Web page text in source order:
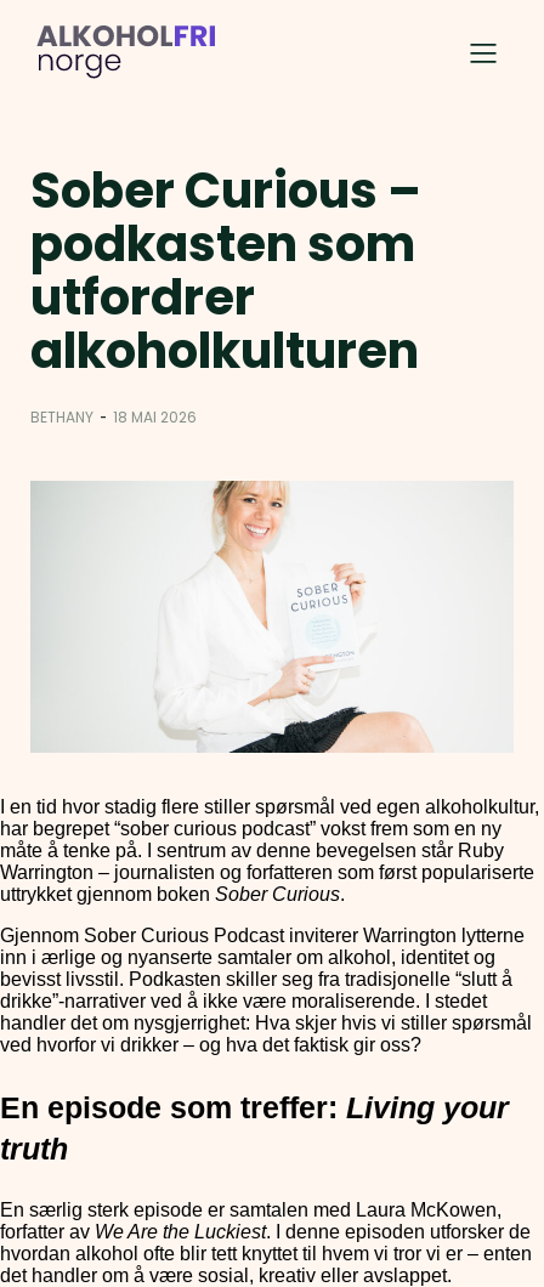
Sober Curious –
podkasten som
utfordrer
alkoholkulturen
BETHANY - 18 MAI 2026
I en tid hvor stadig flere stiller spørsmål ved egen alkoholkultur,
har begrepet “sober curious podcast” vokst frem som en ny
måte å tenke på. I sentrum av denne bevegelsen står Ruby
Warrington – journalisten og forfatteren som først populariserte
uttrykket gjennom boken Sober Curious.
Gjennom Sober Curious Podcast inviterer Warrington lytterne
inn i ærlige og nyanserte samtaler om alkohol, identitet og
bevisst livsstil. Podkasten skiller seg fra tradisjonelle “slutt å
drikke”-narrativer ved å ikke være moraliserende. I stedet
handler det om nysgjerrighet: Hva skjer hvis vi stiller spørsmål
ved hvorfor vi drikker – og hva det faktisk gir oss?
En episode som treffer: Living your
truth
En særlig sterk episode er samtalen med Laura McKowen,
forfatter av We Are the Luckiest. I denne episoden utforsker de
hvordan alkohol ofte blir tett knyttet til hvem vi tror vi er – enten
det handler om å være sosial, kreativ eller avslappet.